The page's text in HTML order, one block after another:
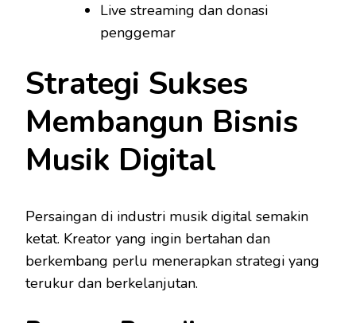
Live streaming dan donasi
penggemar
Strategi Sukses
Membangun Bisnis
Musik Digital
Persaingan di industri musik digital semakin
ketat. Kreator yang ingin bertahan dan
berkembang perlu menerapkan strategi yang
terukur dan berkelanjutan.